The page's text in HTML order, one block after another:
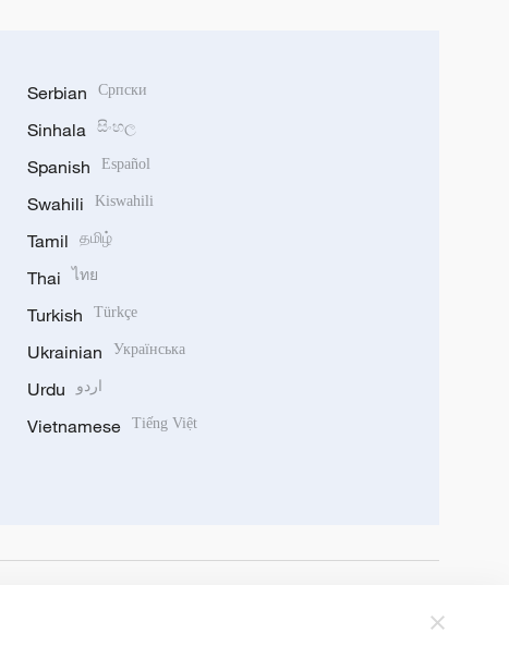
Serbian Српски
Sinhala සිංහල
Spanish Español
Swahili Kiswahili
Tamil தமிழ்
Thai ไทย
Turkish Türkçe
Ukrainian Українська
Urdu اردو
Vietnamese Tiếng Việt